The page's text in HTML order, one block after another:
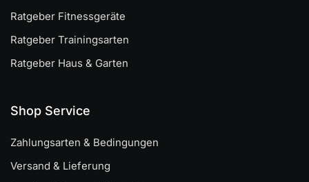
Ratgeber Fitnessgeräte
Ratgeber Trainingsarten
Ratgeber Haus & Garten
Shop Service
Zahlungsarten & Bedingungen
Versand & Lieferung